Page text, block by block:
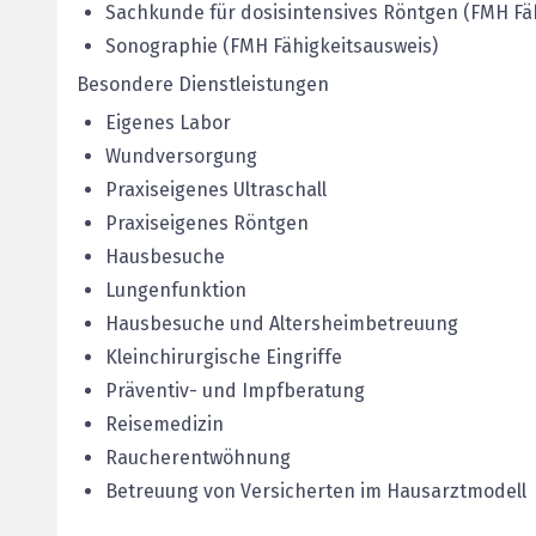
Sachkunde für dosisintensives Röntgen (FMH
Sonographie (FMH Fähigkeitsausweis)
Besondere Dienstleistungen
Eigenes Labor
Wundversorgung
Praxiseigenes Ultraschall
Praxiseigenes Röntgen
Hausbesuche
Lungenfunktion
Hausbesuche und Altersheimbetreuung
Kleinchirurgische Eingriffe
Präventiv- und Impfberatung
Reisemedizin
Raucherentwöhnung
Betreuung von Versicherten im Hausarztmodell